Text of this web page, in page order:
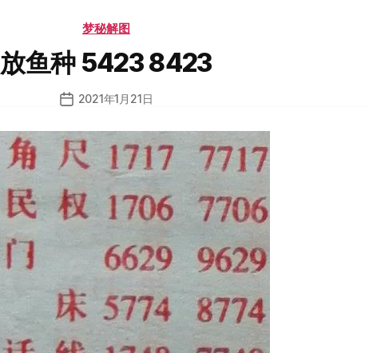
分
梦秘解图
放鱼种 5423 8423
发
日
期
2021年1月21日